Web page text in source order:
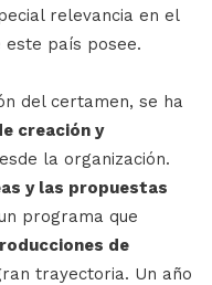
relevancia en el
este país posee.
del certamen, se ha
creación y
la organización.
y las propuestas
programa que
de
trayectoria. Un año